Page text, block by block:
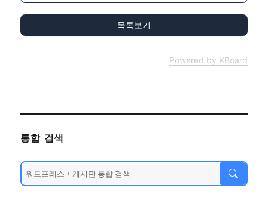
목록보기
Powered by KBoard
통합 검색